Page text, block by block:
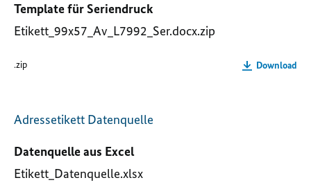
Template für Seriendruck
Etikett_99x57_Av_L7992_Ser.docx.zip
.zip Download
Adressetikett Datenquelle
Datenquelle aus Excel
Etikett_Datenquelle.xlsx